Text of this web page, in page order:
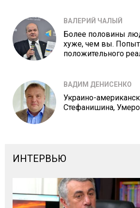
ВАЛЕРИЙ ЧАЛЫЙ
Более половины
хуже, чем вы.
положительного
ВАДИМ ДЕНИСЕНКО
Украино-
Стефанишина,
ИНТЕРВЬЮ